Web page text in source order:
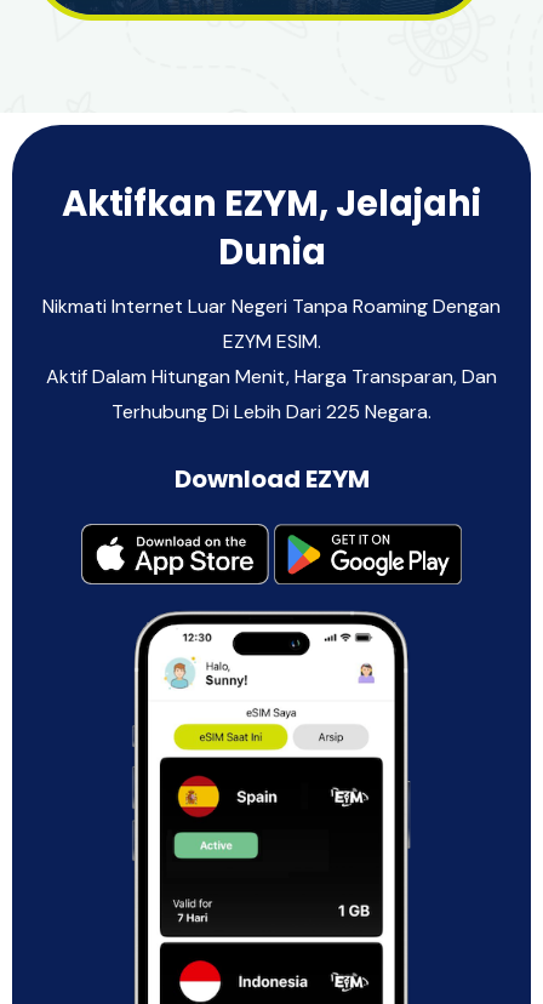
Aktifkan EZYM, Jelajahi
Dunia
Nikmati Internet Luar Negeri Tanpa Roaming Dengan
EZYM ESIM.
Aktif Dalam Hitungan Menit, Harga Transparan, Dan
Terhubung Di Lebih Dari 225 Negara.
Download EZYM